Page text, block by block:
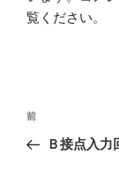
覧ください。
投
ナ
前
の
前
Ｂ接点入力